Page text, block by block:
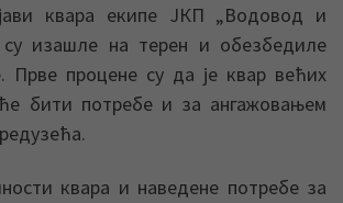
квара екипе ЈКП „Водовод и
су изашле на терен и обезбедиле
Прве процене су да је квар већих
бити потребе и за ангажовањем
квара и наведене потребе за